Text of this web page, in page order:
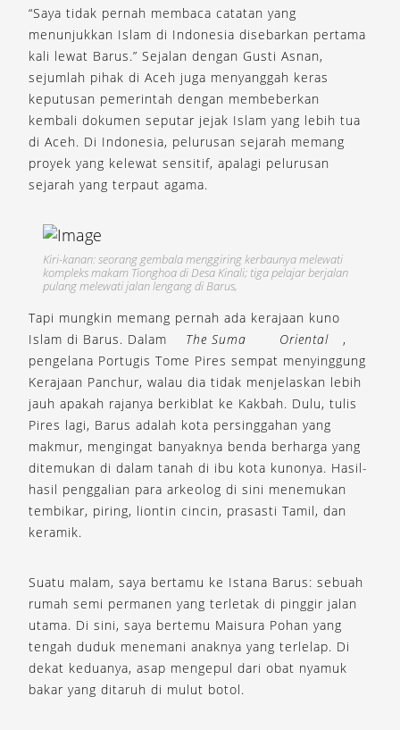
“Saya tidak pernah membaca catatan yang
menunjukkan Islam di Indonesia disebarkan pertama
kali lewat Barus.” Sejalan dengan Gusti Asnan,
sejumlah pihak di Aceh juga menyanggah keras
keputusan pemerintah dengan membeberkan
kembali dokumen seputar jejak Islam yang lebih tua
di Aceh. Di Indonesia, pelurusan sejarah memang
proyek yang kelewat sensitif, apalagi pelurusan
sejarah yang terpaut agama.
Kiri-kanan: seorang gembala menggiring kerbaunya melewati
kompleks makam Tionghoa di Desa Kinali; tiga pelajar berjalan
pulang melewati jalan lengang di Barus,
Tapi mungkin memang pernah ada kerajaan kuno
Islam di Barus. Dalam
The Suma Oriental
,
pengelana Portugis Tome Pires sempat menyinggung
Kerajaan Panchur, walau dia tidak menjelaskan lebih
jauh apakah rajanya berkiblat ke Kakbah. Dulu, tulis
Pires lagi, Barus adalah kota persinggahan yang
makmur, mengingat banyaknya benda berharga yang
ditemukan di dalam tanah di ibu kota kunonya. Hasil-
hasil penggalian para arkeolog di sini menemukan
tembikar, piring, liontin cincin, prasasti Tamil, dan
keramik.
Suatu malam, saya bertamu ke Istana Barus: sebuah
rumah semi permanen yang terletak di pinggir jalan
utama. Di sini, saya bertemu Maisura Pohan yang
tengah duduk menemani anaknya yang terlelap. Di
dekat keduanya, asap mengepul dari obat nyamuk
bakar yang ditaruh di mulut botol.